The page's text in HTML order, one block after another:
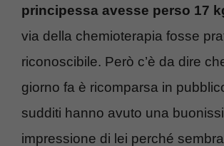
principessa avesse perso 17
via della chemioterapia fosse
riconoscibile. Però c’è da dire
giorno fa è ricomparsa in
sudditi hanno avuto una
impressione di lei perché